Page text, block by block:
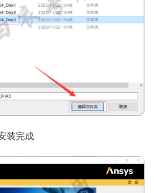
装完成